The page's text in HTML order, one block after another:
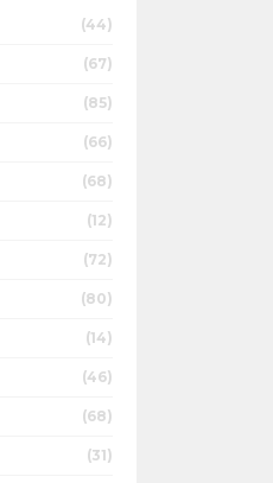
(44)
(67)
(85)
(66)
(68)
(12)
(72)
(80)
(14)
(46)
(68)
(31)